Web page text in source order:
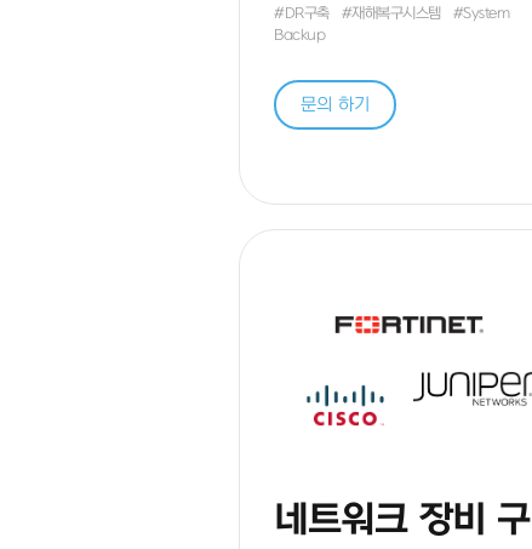
#DR구축 #재해복구시스템
#System
Backup
문의 하기
네트워크 장비 구